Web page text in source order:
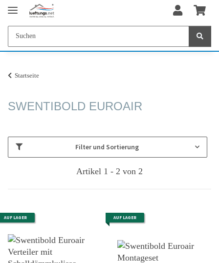
Startseite
SWENTIBOLD EUROAIR
Filter und Sortierung
Artikel 1 - 2 von 2
AUF LAGER AUF LAGER